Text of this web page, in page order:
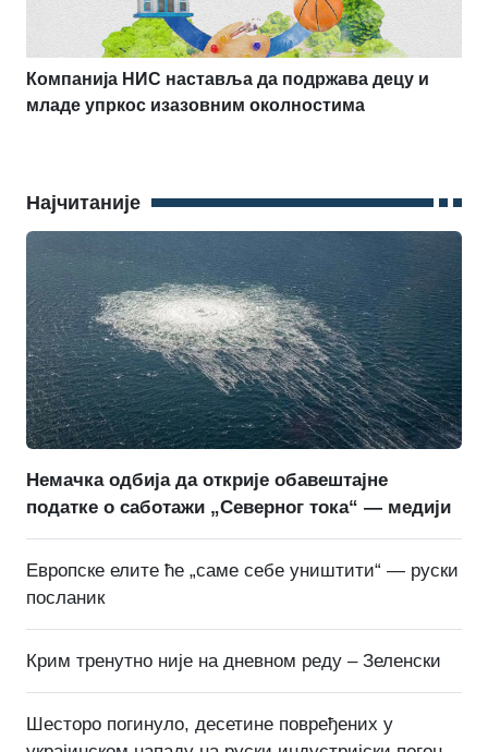
Компанија НИС наставља да подржава децу и
младе упркос изазовним околностима
Најчитаније
Немачка одбија да открије обавештајне
податке о саботажи „Северног тока“ — медији
Европске елите ће „саме себе уништити“ — руски
посланик
Крим тренутно није на дневном реду – Зеленски
Шесторо погинуло, десетине повређених у